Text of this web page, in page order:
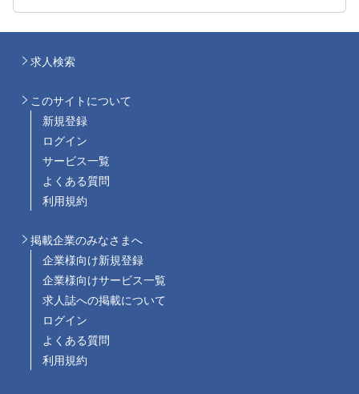
求人検索
このサイトについて
新規登録
ログイン
サービス一覧
よくある質問
利用規約
掲載企業のみなさまへ
企業様向け新規登録
企業様向けサービス一覧
求人誌への掲載について
ログイン
よくある質問
利用規約